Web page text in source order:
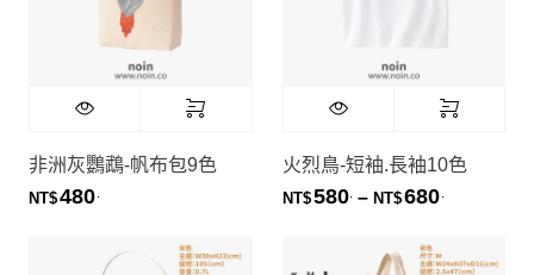
非洲灰鸚鵡-帆布包9色
NT$480
火烈鳥-短袖.長袖10色
NT$580 – NT$680